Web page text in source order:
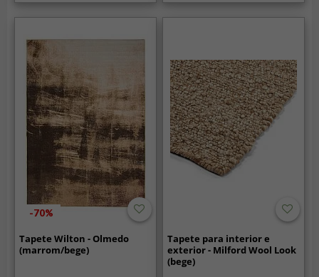
-70%
Tapete Wilton - Olmedo
(marrom/bege)
Tapete para interior e
exterior - Milford Wool Look
(bege)